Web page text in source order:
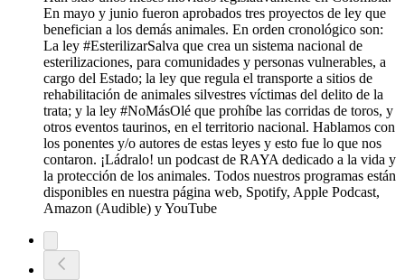
En mayo y junio fueron aprobados tres proyectos de ley que
benefician a los demás animales. En orden cronológico son:
La ley #EsterilizarSalva que crea un sistema nacional de
esterilizaciones, para comunidades y personas vulnerables, a
cargo del Estado; la ley que regula el transporte a sitios de
rehabilitación de animales silvestres víctimas del delito de la
trata; y la ley #NoMásOlé que prohíbe las corridas de toros, y
otros eventos taurinos, en el territorio nacional. Hablamos con
los ponentes y/o autores de estas leyes y esto fue lo que nos
contaron. ¡Ládralo! un podcast de RAYA dedicado a la vida y
la protección de los animales. Todos nuestros programas están
disponibles en nuestra página web, Spotify, Apple Podcast,
Amazon (Audible) y YouTube